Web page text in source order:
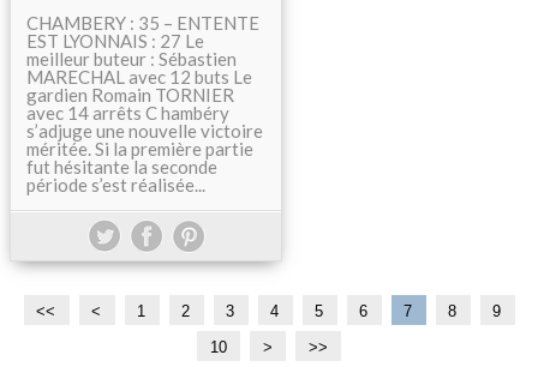
CHAMBERY : 35 – ENTENTE
EST LYONNAIS : 27 Le
meilleur buteur : Sébastien
MARECHAL avec 12 buts Le
gardien Romain TORNIER
avec 14 arrêts C hambéry
s’adjuge une nouvelle victoire
méritée. Si la première partie
fut hésitante la seconde
période s’est réalisée...
<< < 1 2 3 4 5 6 7 8
9
10
2
3
4
5
6
7
8
9
1
2
3
4
> >>